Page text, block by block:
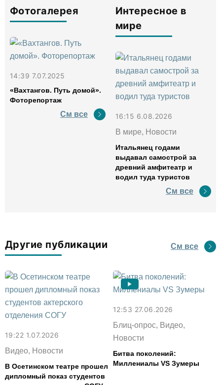
Фотогалерея
14:39 7.07.2025
«Вахтангов. Путь домой».
Фоторепортаж
См все
Интересное в
мире
16:15 6.08.2026
В мире, Новости
Итальянец годами
выдавал самострой за
древний амфитеатр и
водил туда туристов
См все
Другие публикации См все
19:22 1.07.2026
Видео, Новости
В Осетинском театре прошел
дипломный показ студентов
12:53 27.06.2026
Блиц-опрос, Видео,
Новости
Битва поколений:
Миллениалы VS Зумеры